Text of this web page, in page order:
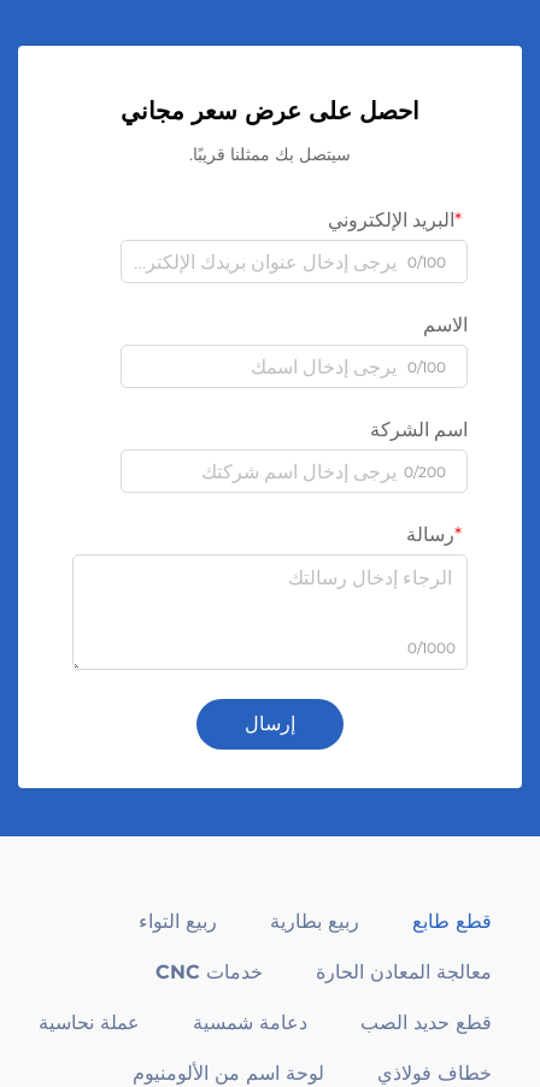
احصل على عرض سعر مجاني
سيتصل بك ممثلنا قريبًا.
البريد الإلكتروني
0/100
الاسم
0/100
اسم الشركة
0/200
رسالة
0/1000
إرسال
قطع طابع ربيع بطارية ربيع التواء
معالجة المعادن الحارة خدمات CNC
قطع حديد الصب دعامة شمسية عملة نحاسية
خطاف فولاذي لوحة اسم من الألومنيوم